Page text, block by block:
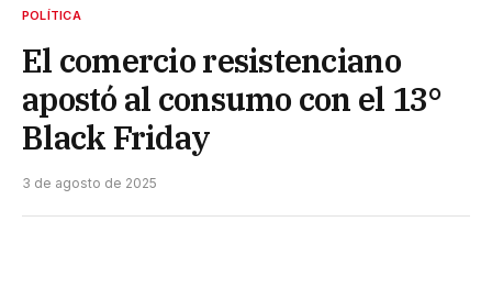
POLÍTICA
El comercio resistenciano
apostó al consumo con el 13°
Black Friday
3 de agosto de 2025